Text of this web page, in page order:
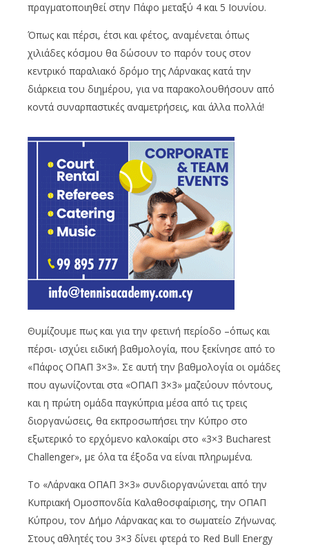
πραγματοποιηθεί στην Πάφο μεταξύ 4 και 5 Ιουνίου.
Όπως και πέρσι, έτσι και φέτος, αναμένεται όπως
χιλιάδες κόσμου θα δώσουν το παρόν τους στον
κεντρικό παραλιακό δρόμο της Λάρνακας κατά την
διάρκεια του διημέρου, για να παρακολουθήσουν από
κοντά συναρπαστικές αναμετρήσεις, και άλλα πολλά!
Θυμίζουμε πως και για την φετινή περίοδο –όπως και
πέρσι- ισχύει ειδική βαθμολογία, που ξεκίνησε από το
«Πάφος ΟΠΑΠ 3×3». Σε αυτή την βαθμολογία οι ομάδες
που αγωνίζονται στα «ΟΠΑΠ 3×3» μαζεύουν πόντους,
και η πρώτη ομάδα παγκύπρια μέσα από τις τρεις
διοργανώσεις, θα εκπροσωπήσει την Κύπρο στο
εξωτερικό το ερχόμενο καλοκαίρι στο «3×3 Bucharest
Challenger», με όλα τα έξοδα να είναι πληρωμένα.
Το «Λάρνακα ΟΠΑΠ 3×3» συνδιοργανώνεται από την
Κυπριακή Ομοσπονδία Καλαθοσφαίρισης, την ΟΠΑΠ
Κύπρου, τον Δήμο Λάρνακας και το σωματείο Ζήνωνας.
Στους αθλητές του 3×3 δίνει φτερά το Red Bull Energy